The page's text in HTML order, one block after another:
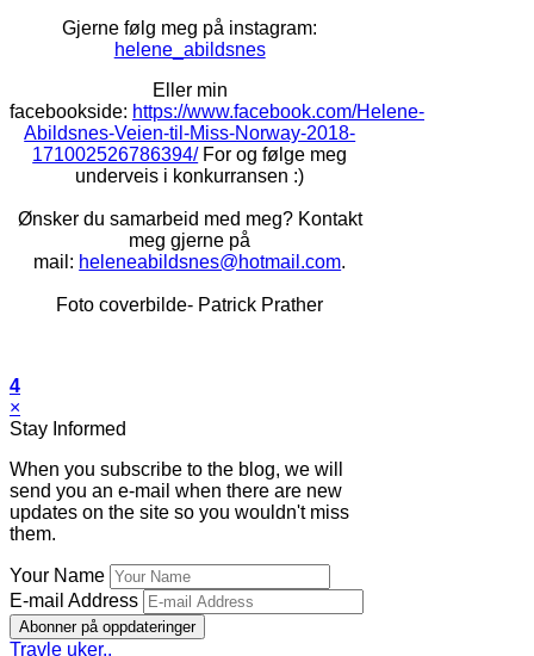
Gjerne følg meg på instagram:
helene_abildsnes
Eller min
facebookside: https://www.facebook.com/Helene-
Abildsnes-Veien-til-Miss-Norway-2018-
171002526786394/ For og følge meg
underveis i konkurransen :)
Ønsker du samarbeid med meg? Kontakt
meg gjerne på
mail: heleneabildsnes@hotmail.com.
Foto coverbilde- Patrick Prather
4
×
Stay Informed
When you subscribe to the blog, we will
send you an e-mail when there are new
updates on the site so you wouldn't miss
them.
Your Name
E-mail Address
Abonner på oppdateringer
Travle uker..